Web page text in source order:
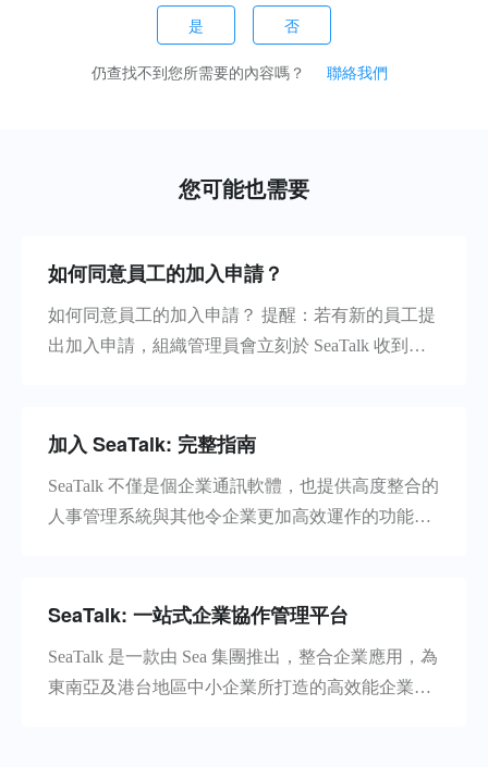
是 否
仍查找不到您所需要的內容嗎？ 聯絡我們
您可能也需要
如何同意員工的加入申請？
如何同意員工的加入申請？ 提醒：若有新的員工提
出加入申請，組織管理員會立刻於 SeaTalk 收到通
SeaTalk 系統便會自動向申請者發出提醒。 若申請
加入 SeaTalk: 完整指南
SeaTalk 不僅是個企業通訊軟體，也提供高度整合的
人事管理系統與其他令企業更加高效運作的功能。
第一次接觸 SeaTalk 嗎？先來看一段影片吧： 步驟
SeaTalk: 一站式企業協作管理平台
SeaTalk 是一款由 Sea 集團推出，整合企業應用，為
東南亞及港台地區中小企業所打造的高效能企業協